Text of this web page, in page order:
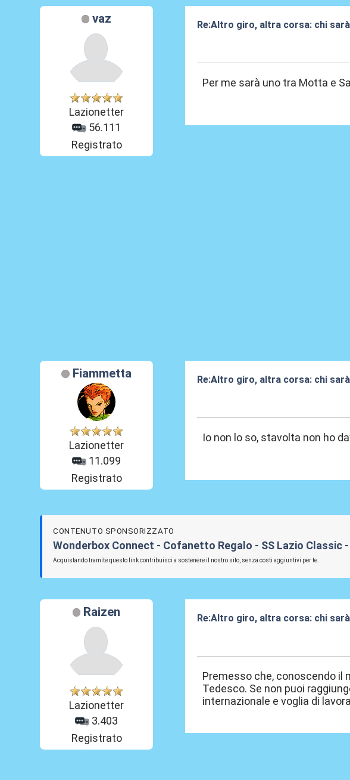
vaz
Lazionetter
56.111
Registrato
Re:Altro giro, altra corsa: chi
Per me sarà uno tra Motta e
Fiammetta
Lazionetter
11.099
Registrato
Re:Altro giro, altra corsa: chi
Io non lo so, stavolta non ho
CONTENUTO SPONSORIZZATO
Wonderbox Connect - Cofanetto Regalo - SS Lazio Classic
Acquistando tramite questo link contribuisci a sostenere il nostro sito, senza costi aggiuntivi per te.
Raizen
Lazionetter
3.403
Registrato
Re:Altro giro, altra corsa: chi
Premesso che, conoscendo il
Tedesco. Se non puoi
internazionale e voglia di